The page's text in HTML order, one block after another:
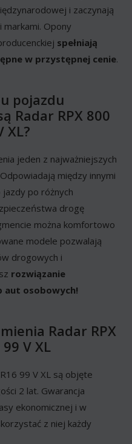
i zaczynają
markami. Opony
spełniają
w przystępnej cenie.
pojazdu
Radar RPX 800
XL?
jeden z najważniejszych
między innymi
po różnych
drogę
można komfortowo
modele pozwalają
drogowych i
rozwiązanie
aut osobowych!
Radar RPX
V XL
99 V XL są objęte
2 lat. Gwarancja
ekonomicznej i w
z niej każdy